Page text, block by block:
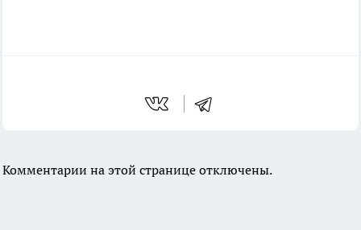
Комментарии на этой странице отключены.